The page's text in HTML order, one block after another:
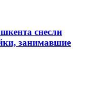
снесли
занимавшие